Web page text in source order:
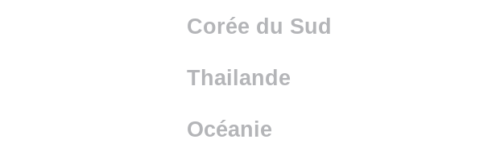
Corée du Sud
Thailande
Océanie